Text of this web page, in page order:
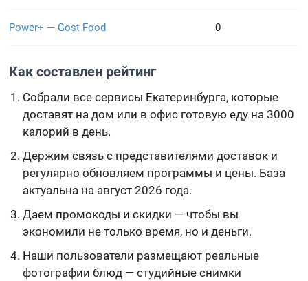
Power+ — Gost Food 0
Как составлен рейтинг
Собрали все сервисы Екатеринбурга, которые
доставят на дом или в офис готовую еду на 3000
калорий в день.
Держим связь с представителями доставок и
регулярно обновляем программы и цены. База
актуальна на август 2026 года.
Даем промокоды и скидки — чтобы вы
экономили не только время, но и деньги.
Наши пользователи размещают реальные
фотографии блюд — студийные снимки